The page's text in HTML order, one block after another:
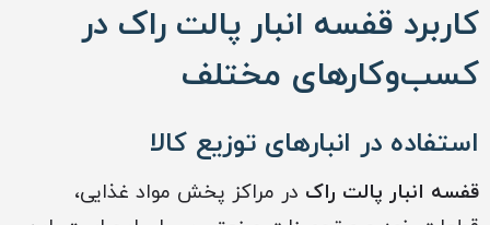
کاربرد قفسه انبار پالت راک در
کسب‌وکارهای مختلف
استفاده در انبارهای توزیع کالا
قفسه انبار پالت راک در مراکز پخش مواد غذایی،